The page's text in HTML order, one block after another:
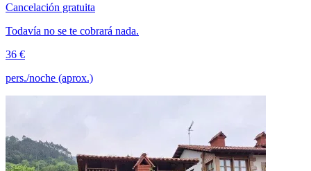
Cancelación gratuita
Todavía no se te cobrará nada.
36 €
pers./noche (aprox.)